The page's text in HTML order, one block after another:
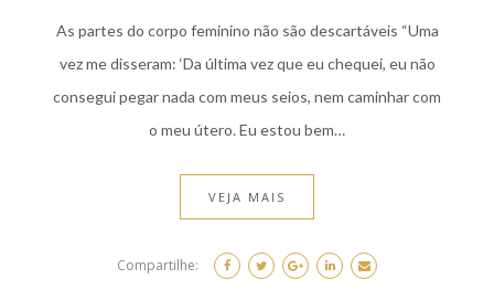
As partes do corpo feminino não são descartáveis “Uma
vez me disseram: ‘Da última vez que eu chequei, eu não
consegui pegar nada com meus seios, nem caminhar com
o meu útero. Eu estou bem…
VEJA MAIS
Compartilhe: